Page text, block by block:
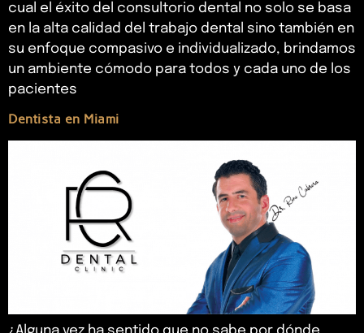
cual el éxito del consultorio dental no solo se basa
en la alta calidad del trabajo dental sino también en
su enfoque compasivo e individualizado, brindamos
un ambiente cómodo para todos y cada uno de los
pacientes
Dentista en Miami